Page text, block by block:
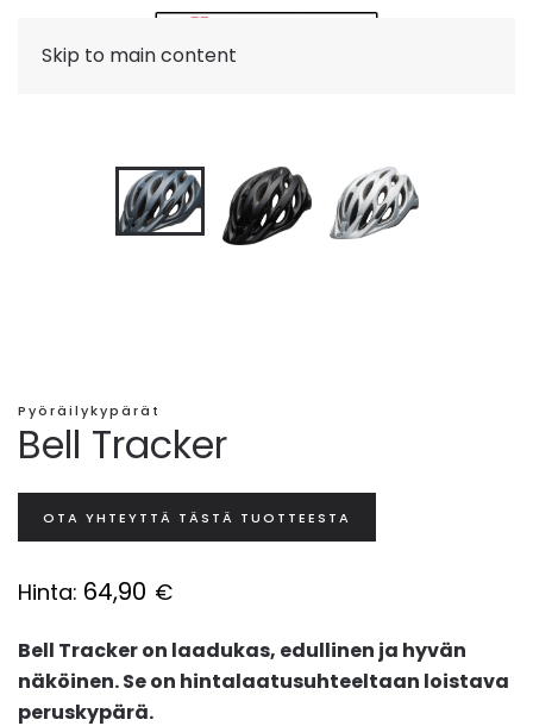
Skip to main content
Pyöräilykypärät
Bell Tracker
OTA YHTEYTTÄ TÄSTÄ TUOTTEESTA
Hinta: 64,90 €
Bell Tracker on laadukas, edullinen ja hyvän
näköinen. Se on hintalaatusuhteeltaan loistava
peruskypärä.